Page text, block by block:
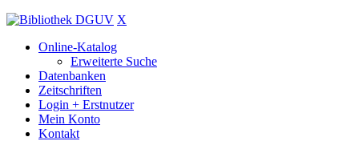
X
Online-Katalog
Erweiterte Suche
Datenbanken
Zeitschriften
Login + Erstnutzer
Mein Konto
Kontakt